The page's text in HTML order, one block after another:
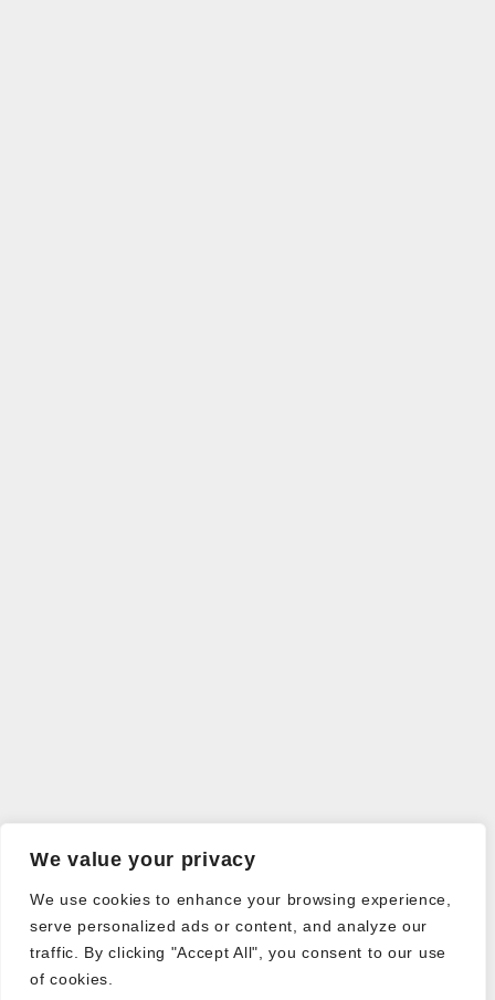
We value your privacy
We use cookies to enhance your browsing experience,
serve personalized ads or content, and analyze our
traffic. By clicking "Accept All", you consent to our use
of cookies.